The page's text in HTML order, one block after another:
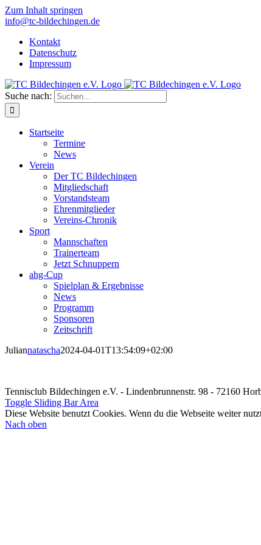
Zum Inhalt springen
info@tc-bildechingen.de
Kontakt
Datenschutz
Impressum
Suche nach:
Startseite
Termine
News
Verein
Der TC Bildechingen
Mitgliedschaft
Vorstandsteam
Ehrenmitglieder
Vereins-Chronik
Sport
Mannschaften
Trainerteam
Jetzt Schnuppern
ahg-Cup
Spielplan & Ergebnisse
News
Programm
Sponsoren
Zeitschrift
Juliannatascha2024-04-01T13:54:09+02:00
Tennisclub Bildechingen e.V. - Lindenbrunnenstr. 98 - 72160
Toggle Sliding Bar Area
Diese Website benutzt Cookies. Wenn du die Webseite weiter
Nach oben